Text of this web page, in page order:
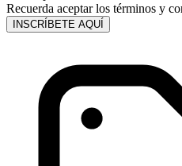
Recuerda aceptar los términos y
INSCRÍBETE AQUÍ